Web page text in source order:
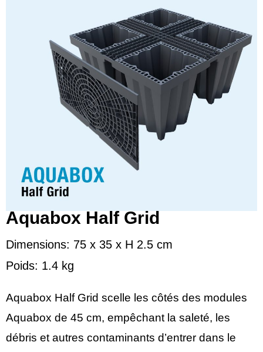
Aquabox Half Grid
Dimensions: 75 x 35 x H 2.5 cm
Poids: 1.4 kg
Aquabox Half Grid scelle les côtés des modules
Aquabox de 45 cm, empêchant la saleté, les
débris et autres contaminants d’entrer dans le